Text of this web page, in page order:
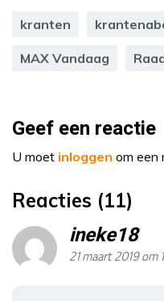
kranten
MAX Vandaag
Geef een reactie
U moet inloggen om een
Reacties (11)
ineke18
21 maart 2019 om